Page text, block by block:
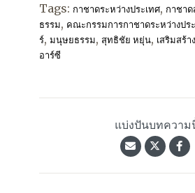
Tags: กาชาดระหว่างประเทศ, กาชาด
ธรรม, คณะกรรมการกาชาดระหว่างปร
ร์, มนุษยธรรม, สุทธิชัย หยุ่น, เสริมสร้
อาร์ซี
แบ่งปันบทความ